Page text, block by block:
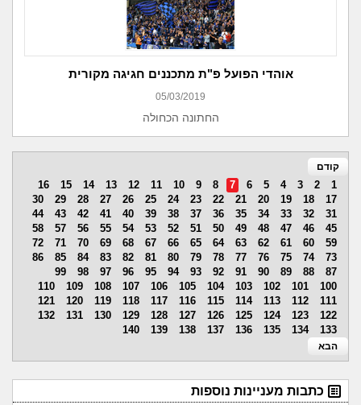
אוהדי הפועל פ"ת מתכננים חגיגה מקורית
05/03/2019
החתונה הכחולה
קודם
1
2
3
4
5
6
7
8
9
10
11
12
13
14
15
16
17
18
19
20
21
22
23
24
25
26
27
28
29
30
31
32
33
34
35
36
37
38
39
40
41
42
43
44
45
46
47
48
49
50
51
52
53
54
55
56
57
58
59
60
61
62
63
64
65
66
67
68
69
70
71
72
73
74
75
76
77
78
79
80
81
82
83
84
85
86
87
88
89
90
91
92
93
94
95
96
97
98
99
100
101
102
103
104
105
106
107
108
109
110
111
112
113
114
115
116
117
118
119
120
121
122
123
124
125
126
127
128
129
130
131
132
133
134
135
136
137
138
139
140
הבא
כתבות מעניינות נוספות